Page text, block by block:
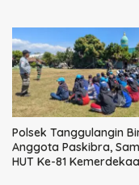
Polsek Tanggulangin
Anggota Paskibra,
HUT Ke-81